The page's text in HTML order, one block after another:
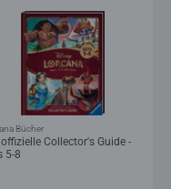
offizielle Collector's Guide -
5-8
Bücher